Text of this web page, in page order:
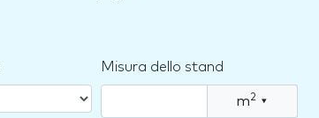
Misura dello stand
m2 ▾